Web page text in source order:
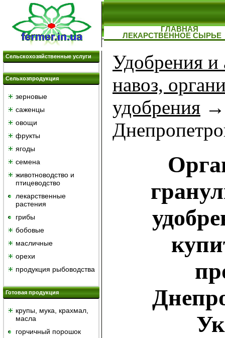
ГЛАВНАЯ
ЛЕКАРСТВЕННОЕ СЫРЬЕ
Сельскохозяйственные услуги
Сельхозпродукция
зерновые
саженцы
овощи
фрукты
ягоды
семена
животноводство и
птицеводство
лекарственные
растения
грибы
бобовые
масличные
орехи
продукция рыбоводства
Готовая продукция
крупы, мука, крахмал,
масла
горчичный порошок
Удобрения и
навоз,
удобрения →